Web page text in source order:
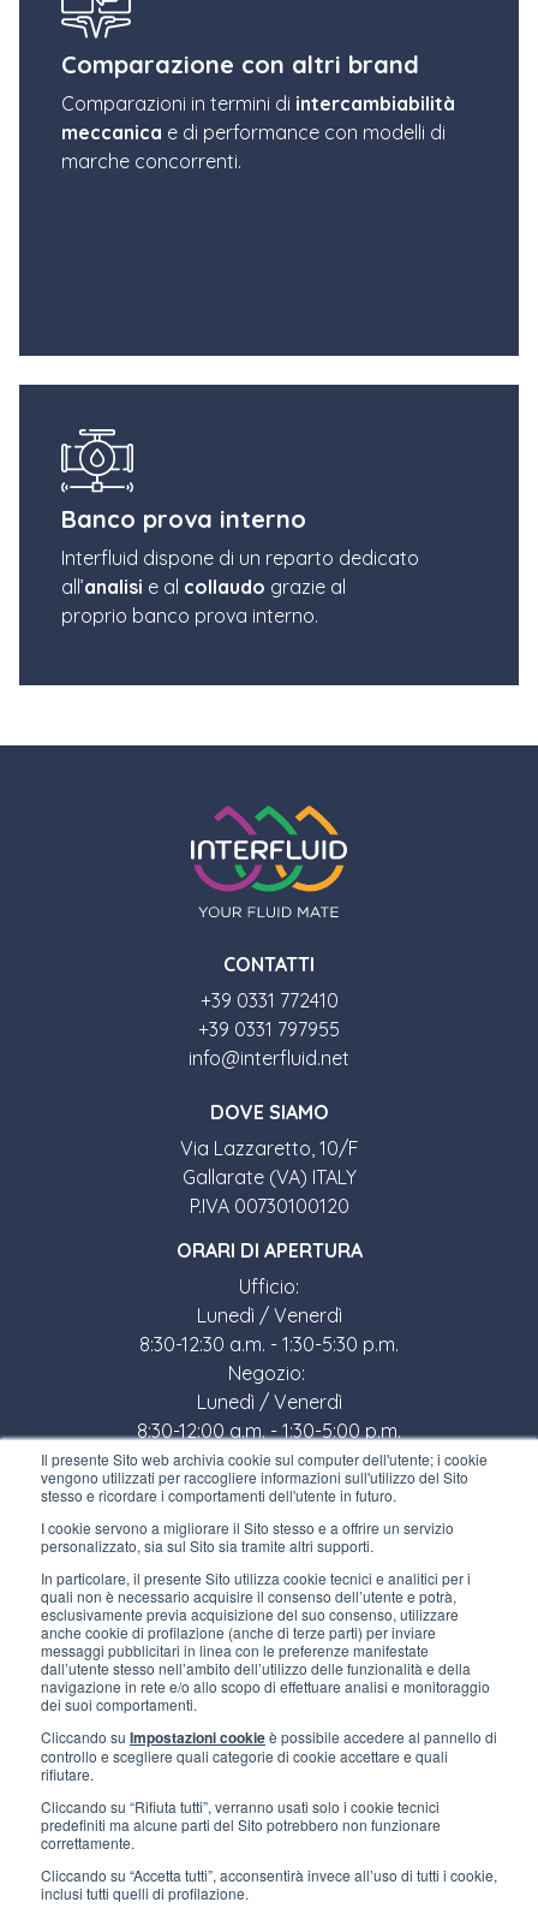
Il presente Sito web archivia cookie sul computer dell'utente; i cookie
vengono utilizzati per raccogliere informazioni sull'utilizzo del Sito
stesso e ricordare i comportamenti dell'utente in futuro.
I cookie servono a migliorare il Sito stesso e a offrire un servizio
personalizzato, sia sul Sito sia tramite altri supporti.
In particolare, il presente Sito utilizza cookie tecnici e analitici per i
quali non è necessario acquisire il consenso dell’utente e potrà,
esclusivamente previa acquisizione del suo consenso, utilizzare
anche cookie di profilazione (anche di terze parti) per inviare
messaggi pubblicitari in linea con le preferenze manifestate
dall’utente stesso nell’ambito dell’utilizzo delle funzionalità e della
navigazione in rete e/o allo scopo di effettuare analisi e monitoraggio
dei suoi comportamenti.
Cliccando su Impostazioni cookieè possibile accedere al pannello di
controllo e scegliere quali categorie di cookie accettare e quali
rifiutare.
Cliccando su “Rifiuta tutti”, verranno usati solo i cookie tecnici
predefiniti ma alcune parti del Sito potrebbero non funzionare
correttamente.
Cliccando su “Accetta tutti”, acconsentirà invece all’uso di tutti i cookie,
inclusi tutti quelli di profilazione.
Comparazione con altri brand
Comparazioni in termini di intercambiabilità
meccanica e di performance con modelli di
marche concorrenti.
Banco prova interno
Interfluid dispone di un reparto dedicato
all’analisi e al collaudo grazie al
proprio banco prova interno.
CONTATTI
+39 0331 772410
+39 0331 797955
info@interfluid.net
DOVE SIAMO
Via Lazzaretto, 10/F
Gallarate (VA) ITALY
P.IVA 00730100120
ORARI DI APERTURA
Ufficio:
Lunedì / Venerdì
8:30-12:30 a.m. - 1:30-5:30 p.m.
Negozio:
Lunedì / Venerdì
8:30-12:00 a.m. - 1:30-5:00 p.m.
LINK UTILI
Iscriviti alla newsletter
Lavora con noi
Gli imballi di Interfluid
Progetto di trasformazione digitale
RIMANI AGGIORNATO